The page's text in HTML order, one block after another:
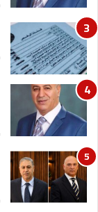
ا
ر
ة
خ
د
م
ا
ت
ل
ت
أ
ي